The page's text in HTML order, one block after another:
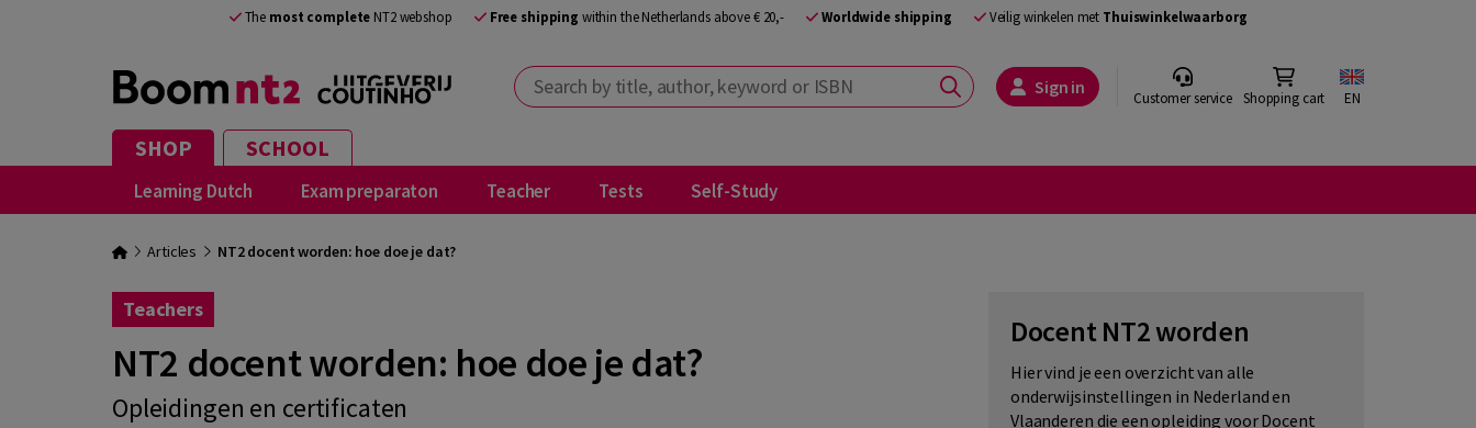
The most complete NT2 webshop Free shipping within the Netherlands above € 20,- Worldwide shipping Veilig winkelen met Thuiswinkelwaarborg
Search by title, author, keyword or ISBN Sign in Customer service Shopping cart EN
SHOP SCHOOL
Learning Dutch Exam preparaton Teacher Tests Self-Study
Articles NT2 docent worden: hoe doe je dat?
Teachers
NT2 docent worden: hoe doe je dat?
Opleidingen en certificaten
Docent NT2 worden
Hier vind je een overzicht van alle
onderwijsinstellingen in Nederland en
Vlaanderen die een opleiding voor Docent